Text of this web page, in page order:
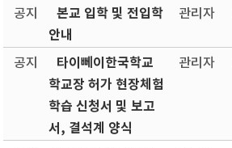
공지
본교 입학 및 전입학
안내
관리자
공지
타이뻬이한국학교
학교장 허가 현장체험
학습 신청서 및 보고
서, 결석계 양식
관리자